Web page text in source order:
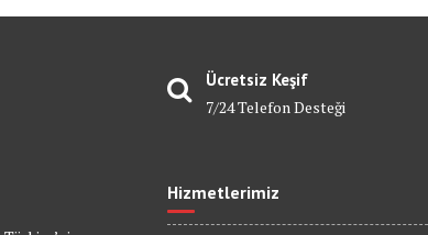
Ücretsiz Keşif
7/24 Telefon Desteği
Hizmetlerimiz